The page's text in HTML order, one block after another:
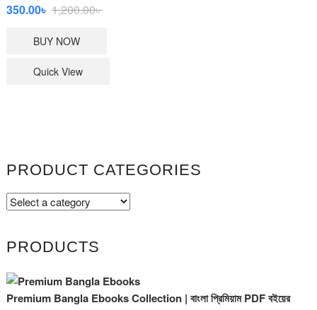
1,200.00৳Original
350.00৳
Current
BUY NOW
Quick View
PRODUCT CATEGORIES
PRODUCTS
Premium Bangla Ebooks Collection | বাংলা প্রিমিয়াম PDF বইয়ের